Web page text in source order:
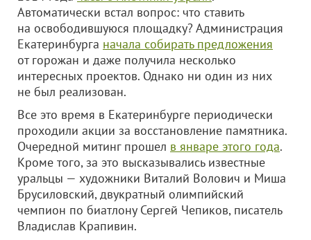
Автоматически встал вопрос: что ставить
на освободившуюся площадку? Администрация
Екатеринбурга начала собирать предложения
от горожан и даже получила несколько
интересных проектов. Однако ни один из них
не был реализован.
Все это время в Екатеринбурге периодически
проходили акции за восстановление памятника.
Очередной митинг прошел в январе этого года.
Кроме того, за это высказывались известные
уральцы — художники Виталий Волович и Миша
Брусиловский, двукратный олимпийский
чемпион по биатлону Сергей Чепиков, писатель
Владислав Крапивин.